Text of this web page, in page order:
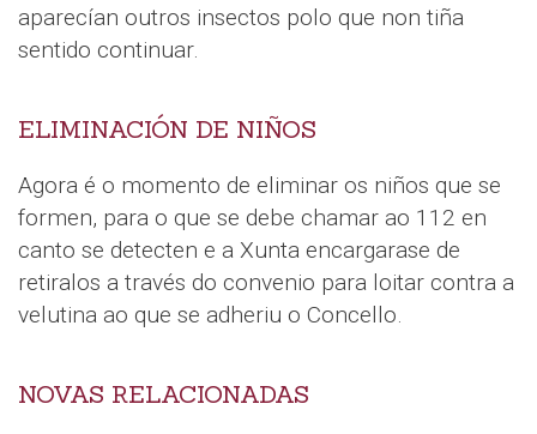
aparecían outros insectos polo que non tiña
sentido continuar.
ELIMINACIÓN DE NIÑOS
Agora é o momento de eliminar os niños que se
formen, para o que se debe chamar ao 112 en
canto se detecten e a Xunta encargarase de
retiralos a través do convenio para loitar contra a
velutina ao que se adheriu o Concello.
NOVAS RELACIONADAS